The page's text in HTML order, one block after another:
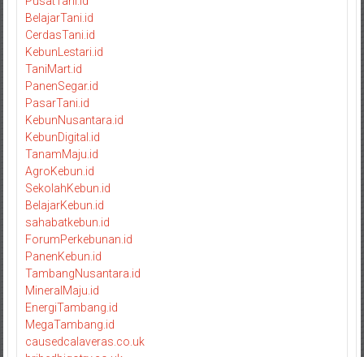
BelajarTani.id
CerdasTani.id
KebunLestari.id
TaniMart.id
PanenSegar.id
PasarTani.id
KebunNusantara.id
KebunDigital.id
TanamMaju.id
AgroKebun.id
SekolahKebun.id
BelajarKebun.id
sahabatkebun.id
ForumPerkebunan.id
PanenKebun.id
TambangNusantara.id
MineralMaju.id
EnergiTambang.id
MegaTambang.id
causedcalaveras.co.uk